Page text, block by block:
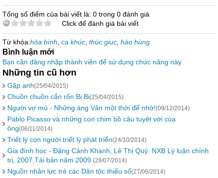
Tổng số điểm của bài viết là: 0 trong 0 đánh giá
Click để đánh giá bài viết
Từ khóa:hòa bình ca khúc thúc giục hào hùng
Bình luận mới
Bạn cần đăng nhập thành viên để sử dụng chức năng này
Những tin cũ hơn
Gặp anh(25/04/2015)
Chuồn chuồn cắn rốn Bi Bi(25/04/2015)
Người vợ mù - Những áng Văn một thời để nhớ!(09/12/2014)
Pablo Picasso và những con chim bồ câu tuyêt vời của
ông(06/11/2014)
Triết lý con người triết lý phát triển(24/10/2014)
Gia đình học - Đặng Cảnh Khanh, Lê Thị Quý. NXB Lý luận chính
trị, 2007,Tái bản năm 2009. (28/07/2014)
Nguồn nhân lực trẻ các Dân tộc thiểu số(27/06/2014)